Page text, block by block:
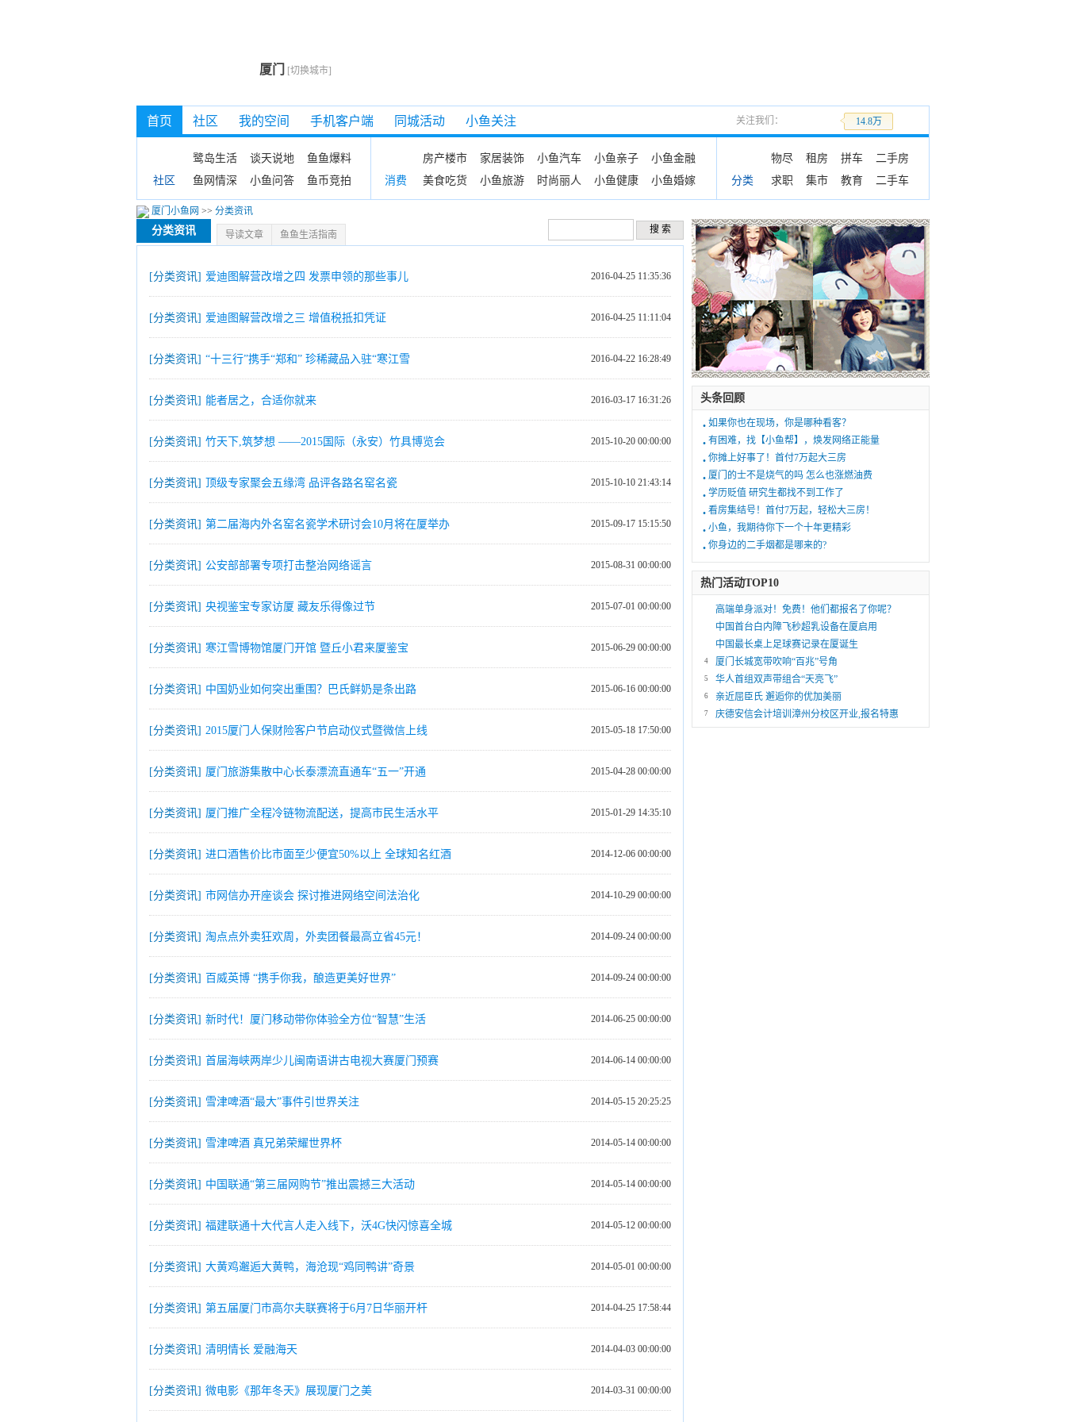
厦门 [切换城市]
首页 社区 我的空间 手机客户端 同城活动 小鱼关注 关注我们： 14.8万
社区
鹭岛生活 谈天说地
鱼鱼爆料
鱼网情深
小鱼问答 鱼币竞拍 消费
房产楼市 家居装饰 小鱼汽车 小鱼亲子
小鱼金融
美食吃货
小鱼旅游 时尚丽人 小鱼健康 小鱼婚嫁 分类
物尽 租房 拼车
二手房
求职
集市 教育 二手车
厦门小鱼网 >> 分类资讯
分类资讯 导读文章 鱼鱼生活指南
[分类资讯] 爱迪图解营改增之四 发票申领的那些事儿 2016-04-25 11:35:36
[分类资讯] 爱迪图解营改增之三 增值税抵扣凭证 2016-04-25 11:11:04
[分类资讯] “十三行”携手“郑和” 珍稀藏品入驻“寒江雪 2016-04-22 16:28:49
[分类资讯] 能者居之，合适你就来 2016-03-17 16:31:26
[分类资讯] 竹天下,筑梦想 ——2015国际（永安）竹具博览会 2015-10-20 00:00:00
[分类资讯] 顶级专家聚会五缘湾 品评各路名窑名瓷 2015-10-10 21:43:14
[分类资讯] 第二届海内外名窑名瓷学术研讨会10月将在厦举办 2015-09-17 15:15:50
[分类资讯] 公安部部署专项打击整治网络谣言 2015-08-31 00:00:00
[分类资讯] 央视鉴宝专家访厦 藏友乐得像过节 2015-07-01 00:00:00
[分类资讯] 寒江雪博物馆厦门开馆 暨丘小君来厦鉴宝 2015-06-29 00:00:00
[分类资讯] 中国奶业如何突出重围？巴氏鲜奶是条出路 2015-06-16 00:00:00
[分类资讯] 2015厦门人保财险客户节启动仪式暨微信上线 2015-05-18 17:50:00
[分类资讯] 厦门旅游集散中心长泰漂流直通车“五一”开通 2015-04-28 00:00:00
[分类资讯] 厦门推广全程冷链物流配送，提高市民生活水平 2015-01-29 14:35:10
[分类资讯] 进口酒售价比市面至少便宜50%以上 全球知名红酒 2014-12-06 00:00:00
[分类资讯] 市网信办开座谈会 探讨推进网络空间法治化 2014-10-29 00:00:00
[分类资讯] 淘点点外卖狂欢周，外卖团餐最高立省45元！ 2014-09-24 00:00:00
[分类资讯] 百威英博 “携手你我，酿造更美好世界” 2014-09-24 00:00:00
[分类资讯] 新时代！厦门移动带你体验全方位“智慧”生活 2014-06-25 00:00:00
[分类资讯] 首届海峡两岸少儿闽南语讲古电视大赛厦门预赛 2014-06-14 00:00:00
[分类资讯] 雪津啤酒“最大”事件引世界关注 2014-05-15 20:25:25
[分类资讯] 雪津啤酒 真兄弟荣耀世界杯 2014-05-14 00:00:00
[分类资讯] 中国联通“第三届网购节”推出震撼三大活动 2014-05-14 00:00:00
[分类资讯] 福建联通十大代言人走入线下，沃4G快闪惊喜全城 2014-05-12 00:00:00
[分类资讯] 大黄鸡邂逅大黄鸭，海沧现“鸡同鸭讲”奇景 2014-05-01 00:00:00
[分类资讯] 第五届厦门市高尔夫联赛将于6月7日华丽开杆 2014-04-25 17:58:44
[分类资讯] 清明情长 爱融海天 2014-04-03 00:00:00
[分类资讯] 微电影《那年冬天》展现厦门之美 2014-03-31 00:00:00
头条回顾
· 如果你也在现场，你是哪种看客？
· 有困难，找【小鱼帮】，焕发网络正能量
· 你摊上好事了！首付7万起大三房
· 厦门的士不是烧气的吗 怎么也涨燃油费
· 学历贬值 研究生都找不到工作了
· 看房集结号！首付7万起，轻松大三房！
· 小鱼，我期待你下一个十年更精彩
· 你身边的二手烟都是哪来的?
热门活动TOP10
高端单身派对！免费！他们都报名了你呢？
中国首台白内障飞秒超乳设备在厦启用
中国最长桌上足球赛记录在厦诞生
4 厦门长城宽带吹响“百兆”号角
5 华人首组双声带组合“天亮飞”
6 亲近屈臣氏 邂逅你的优加美丽
7 庆德安信会计培训漳州分校区开业,报名特惠